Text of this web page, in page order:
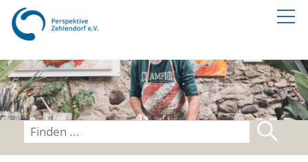
Home
Unterstützung &
Wohnen